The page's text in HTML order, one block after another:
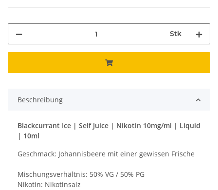
Stk
Beschreibung
Blackcurrant Ice | Self Juice | Nikotin 10mg/ml | Liquid
| 10ml
Geschmack: Johannisbeere mit einer gewissen Frische
Mischungsverhältnis: 50% VG / 50% PG
Nikotin: Nikotinsalz